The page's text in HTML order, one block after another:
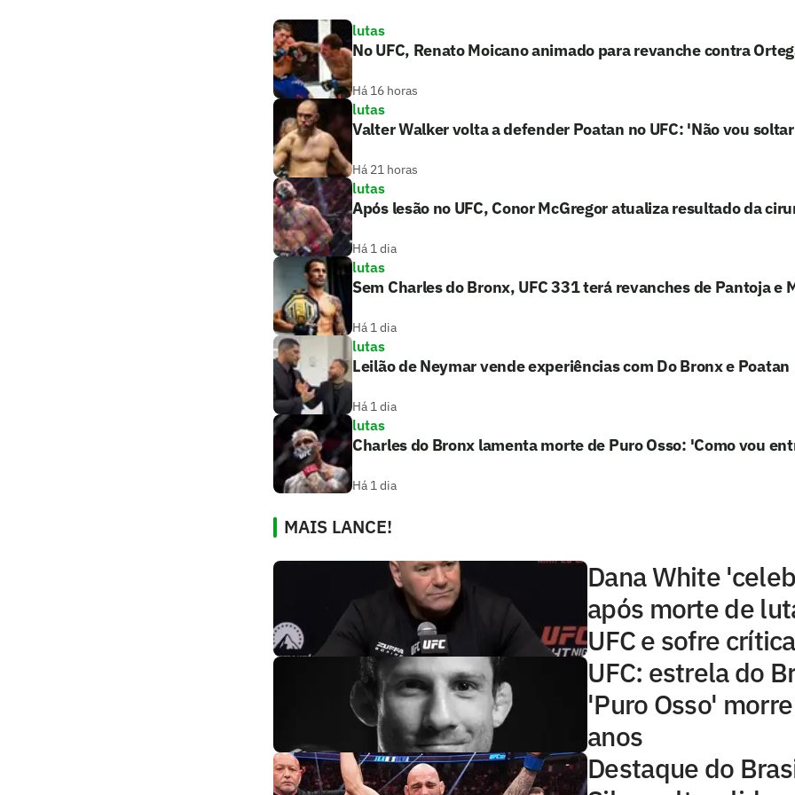
lutas
No UFC, Renato Moicano animado para revanche contra
Há 16 horas
lutas
Valter Walker volta a defender Poatan no UFC: 'Não vou
Há 21 horas
lutas
Após lesão no UFC, Conor McGregor atualiza resultado da
Há 1 dia
lutas
Sem Charles do Bronx, UFC 331 terá revanches de Pantoja e
Há 1 dia
lutas
Leilão de Neymar vende experiências com Do Bronx e Poatan
Há 1 dia
lutas
Charles do Bronx lamenta morte de Puro Osso: 'Como vou
Há 1 dia
MAIS LANCE!
Dana White
após morte de
UFC e sofre
UFC: estrela do
'Puro Osso'
anos
Destaque do